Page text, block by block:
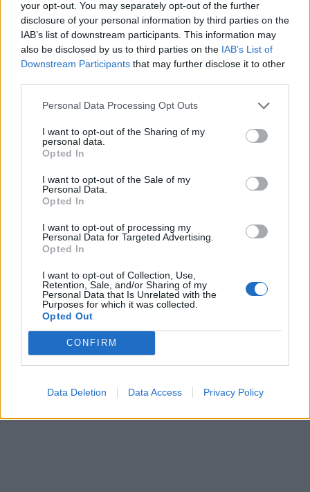
your opt-out. You may separately opt-out of the further
disclosure of your personal information by third parties on the
IAB’s list of downstream participants. This information may
also be disclosed by us to third parties on the IAB’s List of
Downstream Participants that may further disclose it to other
Personal Data Processing Opt Outs
I want to opt-out of the Sharing of my
personal data.
Opted In
I want to opt-out of the Sale of my
Personal Data.
Opted In
I want to opt-out of processing my
Personal Data for Targeted Advertising.
Opted In
I want to opt-out of Collection, Use,
Retention, Sale, and/or Sharing of my
Personal Data that Is Unrelated with the
Purposes for which it was collected.
Opted Out
CONFIRM
Data Deletion Data Access Privacy Policy
Leonardo Maria Del Vecchio dall'ex compagna
in ospedale. Le dichiarazioni ai giornalisti